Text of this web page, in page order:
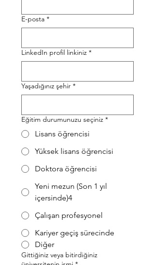
E-posta *
LinkedIn profil linkiniz *
Yaşadığınız şehir *
Eğitim durumunuzu seçiniz *
Lisans öğrencisi
Yüksek lisans öğrencisi
Doktora öğrencisi
Yeni mezun (Son 1 yıl
içersinde)4
Çalışan profesyonel
Kariyer geçiş sürecinde
Diğer
Gittiğiniz veya bitirdiğiniz